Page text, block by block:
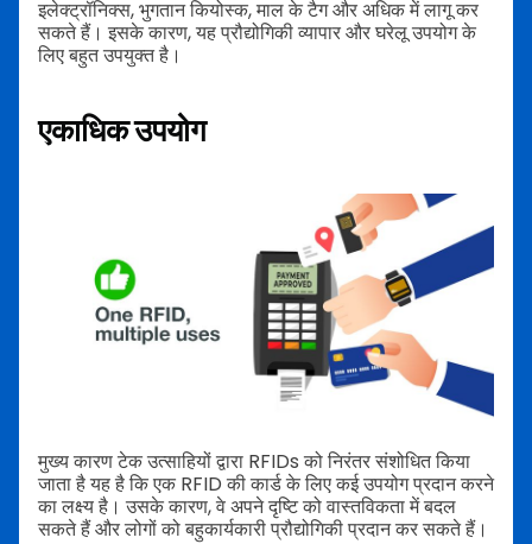
इलेक्ट्रॉनिक्स, भुगतान कियोस्क, माल के टैग और अधिक में लागू कर
सकते हैं। इसके कारण, यह प्रौद्योगिकी व्यापार और घरेलू उपयोग के
लिए बहुत उपयुक्त है।
एकाधिक उपयोग
मुख्य कारण टेक उत्साहियों द्वारा RFIDs को निरंतर संशोधित किया
जाता है यह है कि एक RFID की कार्ड के लिए कई उपयोग प्रदान करने
का लक्ष्य है। उसके कारण, वे अपने दृष्टि को वास्तविकता में बदल
सकते हैं और लोगों को बहुकार्यकारी प्रौद्योगिकी प्रदान कर सकते हैं।